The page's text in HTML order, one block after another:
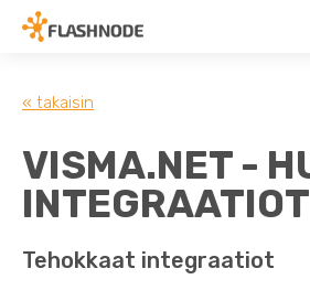
« takaisin
VISMA.NET -
INTEGRAATIOT
Tehokkaat integraatiot